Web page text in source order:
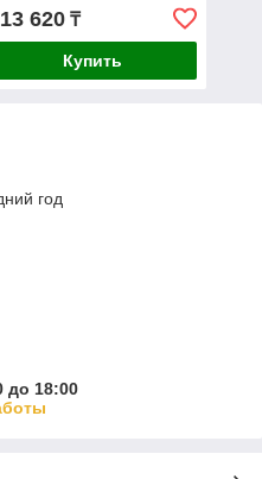
620₸
Купить
год
до 18:00